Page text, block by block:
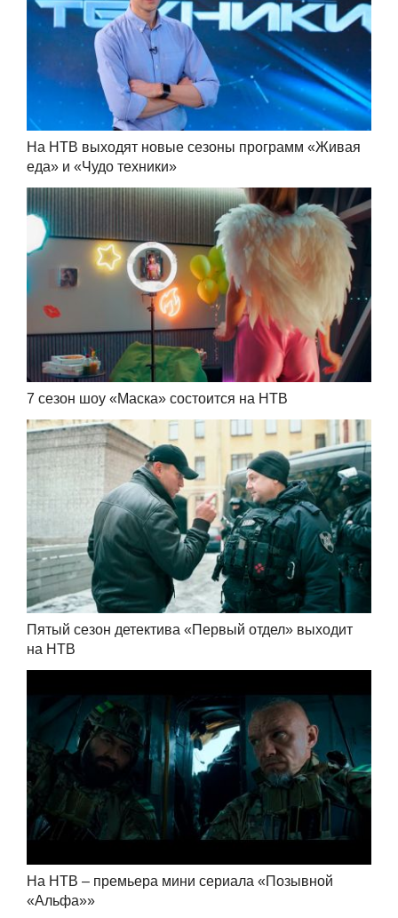
На НТВ выходят новые сезоны программ «Живая
еда» и «Чудо техники»
7 сезон шоу «Маска» состоится на НТВ
Пятый сезон детектива «Первый отдел» выходит
на НТВ
На НТВ – премьера мини сериала «Позывной
«Альфа»»